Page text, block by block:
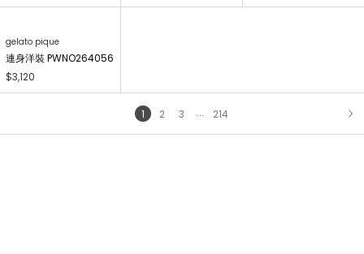
gelato pique
連身洋裝 PWNO264056
$3,120
1 2 3 ...
214